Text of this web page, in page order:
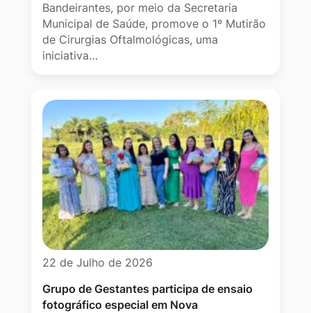
Bandeirantes, por meio da Secretaria
Municipal de Saúde, promove o 1º Mutirão
de Cirurgias Oftalmológicas, uma
iniciativa…
22 de Julho de 2026
Grupo de Gestantes participa de ensaio
fotográfico especial em Nova